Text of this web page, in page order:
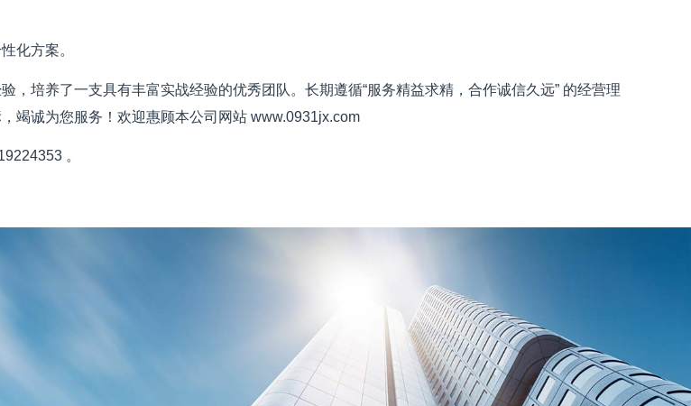
化方案。
，培养了一支具有丰富实战经验的优秀团队。长期遵循“服务精益求精，合作诚信久远” 的经营理
竭诚为您服务！欢迎惠顾本公司网站 www.0931jx.com
。